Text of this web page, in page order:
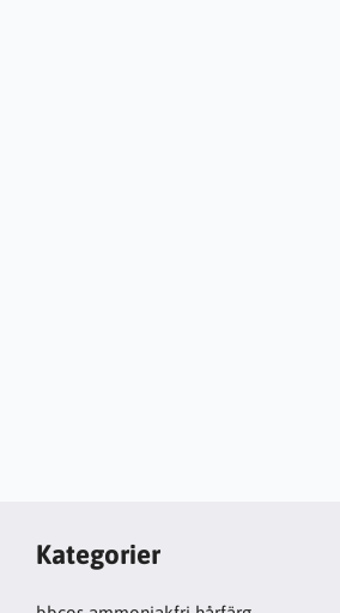
Kategorier